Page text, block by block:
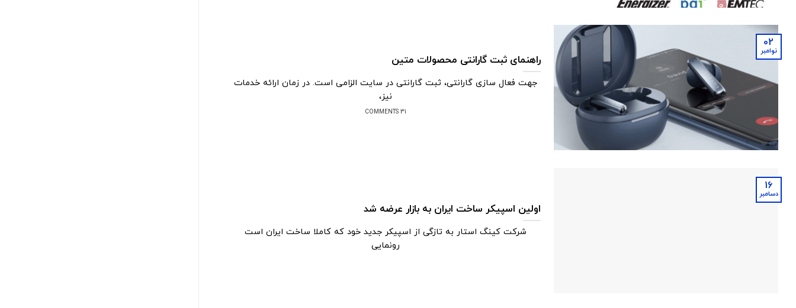
راهنمای ثبت گارانتی محصولات متین
جهت فعال سازی گارانتی، ثبت گارانتی در سایت الزامی است. در زمان ارائه خدمات
نیز،
31 COMMENTS
02
نوامبر
اولین اسپیکر ساخت ایران به بازار عرضه شد
شرکت کینگ استار به تازگی از اسپیکر جدید خود که کاملا ساخت ایران است
رونمایی
16
دسامبر